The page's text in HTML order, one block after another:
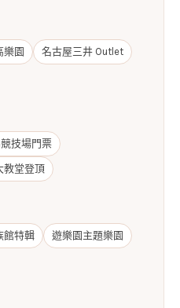
樂園 名古屋三井 Outlet
技場門票
教堂登頂
館特輯 遊樂園主題樂園